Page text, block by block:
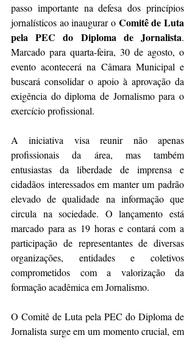
passo importante na defesa dos princípios
jornalísticos ao inaugurar o Comitê de Luta
pela PEC do Diploma de Jornalista.
Marcado para quarta-feira, 30 de agosto, o
evento acontecerá na Câmara Municipal e
buscará consolidar o apoio à aprovação da
exigência do diploma de Jornalismo para o
exercício profissional.
A iniciativa visa reunir não apenas
profissionais da área, mas também
entusiastas da liberdade de imprensa e
cidadãos interessados em manter um padrão
elevado de qualidade na informação que
circula na sociedade. O lançamento está
marcado para as 19 horas e contará com a
participação de representantes de diversas
organizações, entidades e coletivos
comprometidos com a valorização da
formação acadêmica em Jornalismo.
O Comitê de Luta pela PEC do Diploma de
Jornalista surge em um momento crucial, em